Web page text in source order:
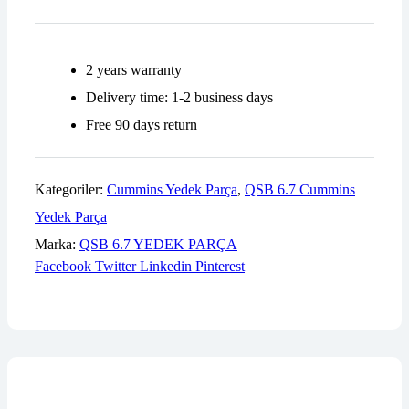
2 years warranty
Delivery time: 1-2 business days
Free 90 days return
Kategoriler: Cummins Yedek Parça, QSB 6.7 Cummins
Yedek Parça
Marka: QSB 6.7 YEDEK PARÇA
Facebook Twitter Linkedin Pinterest